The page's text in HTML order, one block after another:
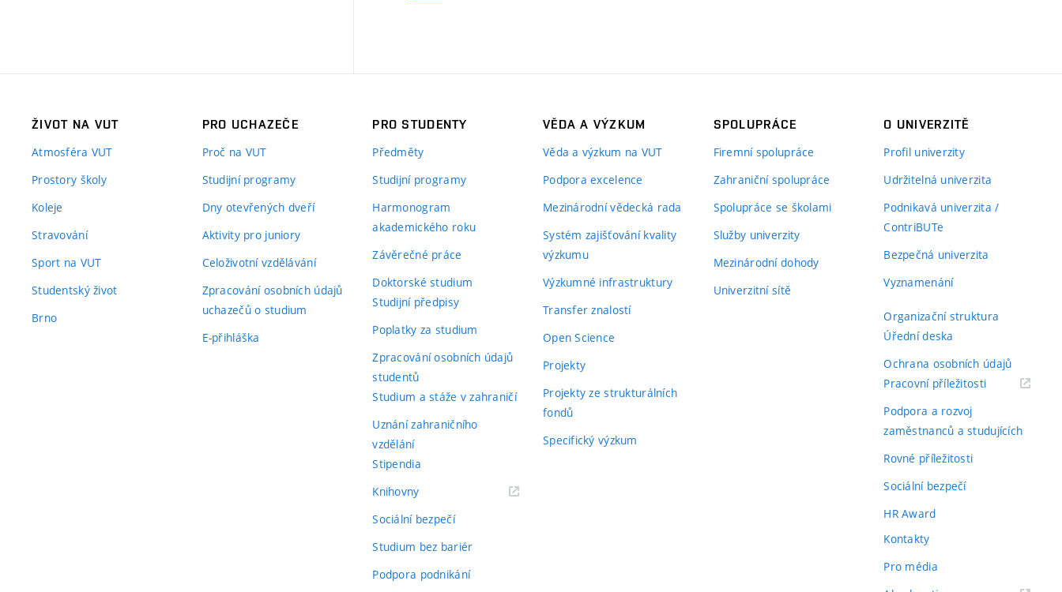
ŽIVOT NA VUT
Atmosféra VUT
Prostory školy
Koleje
Stravování
Sport na VUT
Studentský život
Brno
PRO UCHAZEČE
Proč na VUT
Studijní programy
Dny otevřených dveří
Aktivity pro juniory
Celoživotní vzdělávání
Zpracování osobních údajů
uchazečů o studium
E-přihláška
PRO STUDENTY
Předměty
Studijní programy
Harmonogram
akademického roku
Závěrečné práce
Doktorské studium
Studijní předpisy
Poplatky za studium
Zpracování osobních údajů
studentů
Studium a stáže v zahraničí
Uznání zahraničního
vzdělání
Stipendia
Knihovny(externí
Sociální bezpečí
Studium bez bariér
Podpora podnikání
VĚDA A VÝZKUM
Věda a výzkum na VUT
Podpora excelence
Mezinárodní vědecká rada
Systém zajišťování kvality
výzkumu
Výzkumné infrastruktury
Transfer znalostí
Open Science
Projekty
Projekty ze strukturálních
fondů
Specifický výzkum
SPOLUPRÁCE
Firemní spolupráce
Zahraniční spolupráce
Spolupráce se školami
Služby univerzity
Mezinárodní dohody
Univerzitní sítě
O UNIVERZITĚ
Profil univerzity
Udržitelná univerzita
Podnikavá univerzita /
ContriBUTe
Bezpečná univerzita
Vyznamenání
Organizační struktura
Úřední deska
Ochrana osobních údajů
Pracovní příležitosti(externí
Podpora a rozvoj
zaměstnanců a studujících
Rovné příležitosti
Sociální bezpečí
HR Award
Kontakty
Pro média